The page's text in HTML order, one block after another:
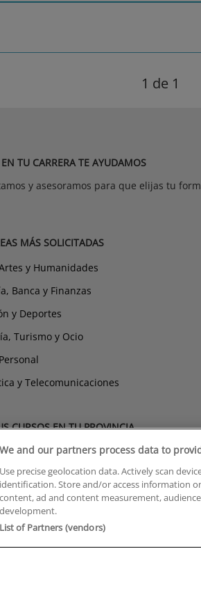
1 de 1
TU CARRERA TE AYUDAMOS
y asesoramos para que elijas tu
MÁS SOLICITADAS
y Humanidades
Banca y Finanzas
y Deportes
Turismo y Ocio
y Telecomunicaciones
CURSOS EN TU PROVINCIA
Cursos en La Rioja
Cursos en Las Palmas
Cursos en León
Cursos en Lleida
Cursos en Madrid
Cursos en Murcia
Cursos en Málaga
We and our partners process data to
Use precise geolocation data. Actively scan
identification. Store and/or access information
content, ad and content measurement,
development.
List of Partners (vendors)